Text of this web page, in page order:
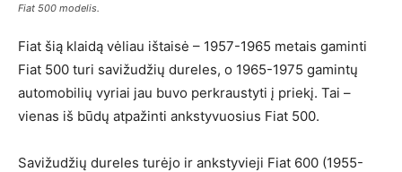
Fiat 500 modelis.
Fiat šią klaidą vėliau ištaisė – 1957-1965 metais gaminti
Fiat 500 turi savižudžių dureles, o 1965-1975 gamintų
automobilių vyriai jau buvo perkraustyti į priekį. Tai –
vienas iš būdų atpažinti ankstyvuosius Fiat 500.
Savižudžių dureles turėjo ir ankstyvieji Fiat 600 (1955-